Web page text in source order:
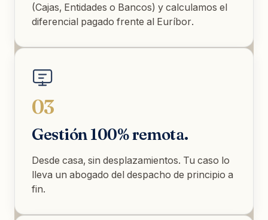
(Cajas, Entidades o Bancos) y calculamos el
diferencial pagado frente al Euríbor.
03
Gestión 100% remota.
Desde casa, sin desplazamientos. Tu caso lo
lleva un abogado del despacho de principio a
fin.